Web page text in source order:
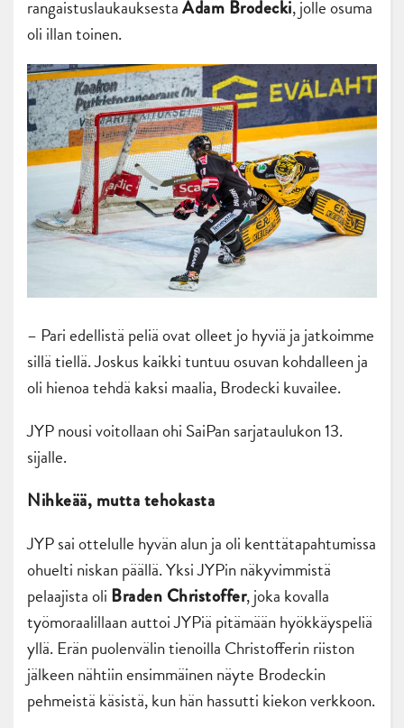
rangaistuslaukauksestaAdam Brodecki, jolle osuma
oli illan toinen.
– Pari edellistä peliä ovat olleet jo hyviä ja jatkoimme
sillä tiellä. Joskus kaikki tuntuu osuvan kohdalleen ja
oli hienoa tehdä kaksi maalia, Brodecki kuvailee.
JYP nousi voitollaan ohi SaiPan sarjataulukon 13.
sijalle.
Nihkeää, mutta tehokasta
JYP sai ottelulle hyvän alun ja oli kenttätapahtumissa
ohuelti niskan päällä. Yksi JYPin näkyvimmistä
pelaajista oli Braden Christoffer, joka kovalla
työmoraalillaan auttoi JYPiä pitämään hyökkäyspeliä
yllä. Erän puolenvälin tienoilla Christofferin riiston
jälkeen nähtiin ensimmäinen näyte Brodeckin
pehmeistä käsistä, kun hän hassutti kiekon verkkoon.